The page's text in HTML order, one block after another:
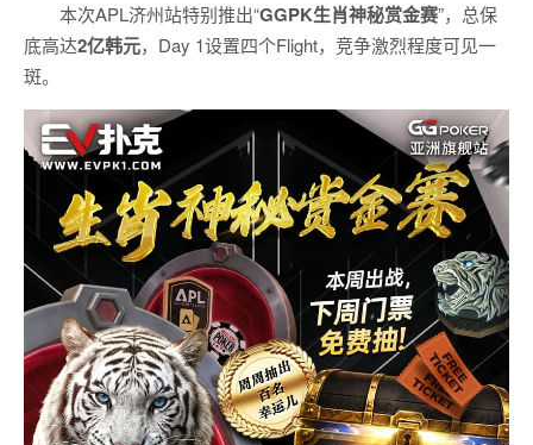
本次APL济州站特别推出“GGPK生肖神秘赏金赛”，总保
底高达2亿韩元，Day 1设置四个Flight，竞争激烈程度可见一
斑。